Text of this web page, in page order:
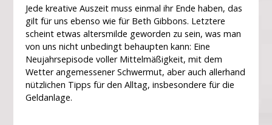
Jede kreative Auszeit muss einmal ihr Ende haben, das
gilt für uns ebenso wie für Beth Gibbons. Letztere
scheint etwas altersmilde geworden zu sein, was man
von uns nicht unbedingt behaupten kann: Eine
Neujahrsepisode voller Mittelmäßigkeit, mit dem
Wetter angemessener Schwermut, aber auch allerhand
nützlichen Tipps für den Alltag, insbesondere für die
Geldanlage.